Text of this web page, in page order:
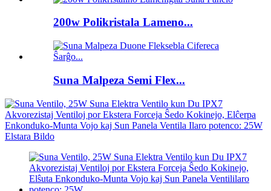
200w Polikristala Lameno...
Suna Malpeza Semi Flex...